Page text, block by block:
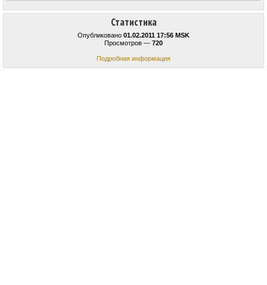
Статистика
Опубликовано 01.02.2011 17:56 MSK
Просмотров — 720
Подробная информация